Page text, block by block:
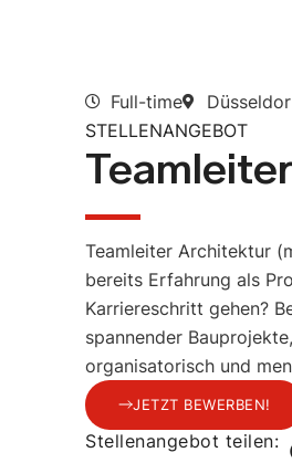
Full-time
STELLENANGEBOT
Teamleiter Architektur
bereits Erfahrung als
Karriereschritt gehen?
spannender
organisatorisch und
JETZT BEWERBEN!
Stellenangebot teilen: